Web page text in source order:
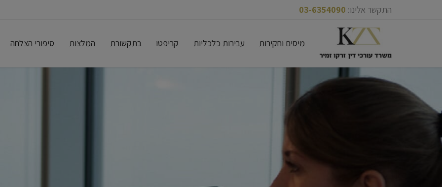
התקשר אלינו: 03-6354090
content
מיסים וחקירות עבירות כלכליות קריפטו בתקשורת המלצות סיפורי הצלחה